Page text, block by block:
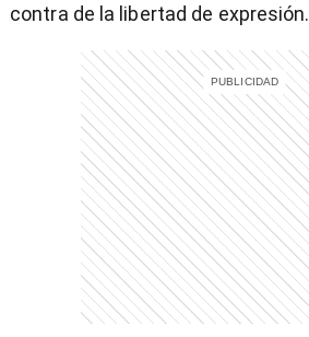
contra de la libertad de expresión.